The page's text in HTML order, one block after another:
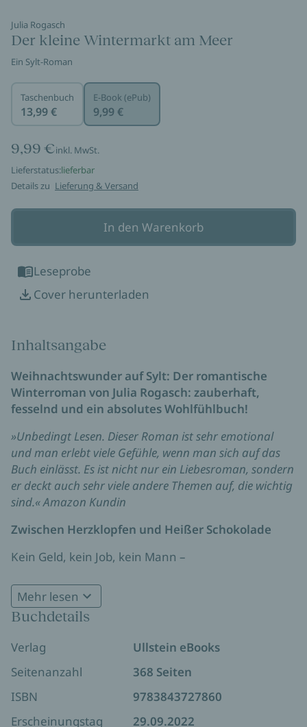
Julia Rogasch
Der kleine Wintermarkt am Meer
Ein Sylt-Roman
Taschenbuch
13,99 €
E-Book (ePub)
9,99 €
9,99 €inkl. MwSt.
Lieferstatus:lieferbar
Details zu Lieferung & Versand
In den Warenkorb
Leseprobe
Cover herunterladen
Inhaltsangabe
Weihnachtswunder auf Sylt: Der romantische
Winterroman von Julia Rogasch: zauberhaft,
fesselnd und ein absolutes Wohlfühlbuch!
»Unbedingt Lesen. Dieser Roman ist sehr emotional
und man erlebt viele Gefühle, wenn man sich auf das
Buch einlässt. Es ist nicht nur ein Liebesroman, sondern
er deckt auch sehr viele andere Themen auf, die wichtig
sind.« Amazon Kundin
Zwischen Herzklopfen und Heißer Schokolade
Kein Geld, kein Job, kein Mann –
gar nicht einstellen. Zum Glück bittet ihre Freundin
Linnea sie, nach Sylt zu kommen, um ihr mit dem
Wintermarkt zu helfen! Josi kann es kaum
erwarten, Heißgetränke in dem kleinen Foodtruck
zu verkaufen. Der muss allerdings erst einmal
restauriert werden. Unterstützung erhält Josi dabei
kommen die beiden sich bald näher – doch da
beginnt Linnea, sich immer mehr zurückzuziehen ...
Mehr lesen
Buchdetails
Verlag
Ullstein eBooks
Seitenanzahl
368 Seiten
ISBN
9783843727860
Erscheinungstag
29.09.2022